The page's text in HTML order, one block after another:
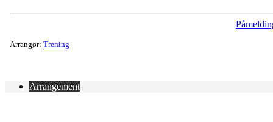
Arrangør: Trening
Arrangement